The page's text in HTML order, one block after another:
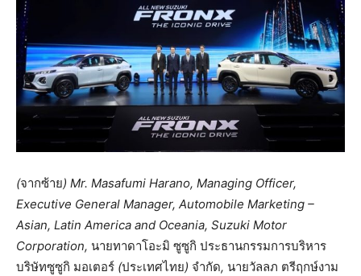
(จากซ้าย) Mr. Masafumi Harano, Managing Officer,
Executive General Manager, Automobile Marketing –
Asian, Latin America and Oceania, Suzuki Motor
Corporation, นายทาดาโอะมิ ซูซูกิ ประธานกรรมการบริหาร
บริษัทซูซูกิ มอเตอร์ (ประเทศไทย) จำกัด, นายวัลลภ ตรีฤกษ์งาม